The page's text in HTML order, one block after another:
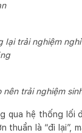
trải nghiệm
trải nghiệm
qua hệ thống
là “đi lại”,